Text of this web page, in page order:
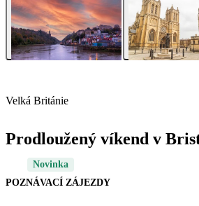
Velká Británie
Prodloužený víkend v
Novinka
POZNÁVACÍ ZÁJEZDY